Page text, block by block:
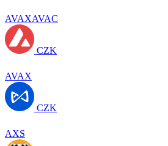
AVAXAVAC
CZK
AVAX
CZK
AXS